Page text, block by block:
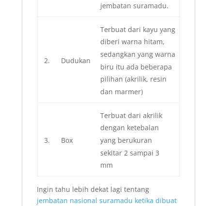
jembatan suramadu.
2. Dudukan
Terbuat dari kayu yang
diberi warna hitam,
sedangkan yang warna
biru itu ada beberapa
pilihan (akrilik, resin
dan marmer)
3. Box
Terbuat dari akrilik
dengan ketebalan
yang berukuran
sekitar 2 sampai 3
mm
Ingin tahu lebih dekat lagi tentang
jembatan nasional suramadu ketika dibuat